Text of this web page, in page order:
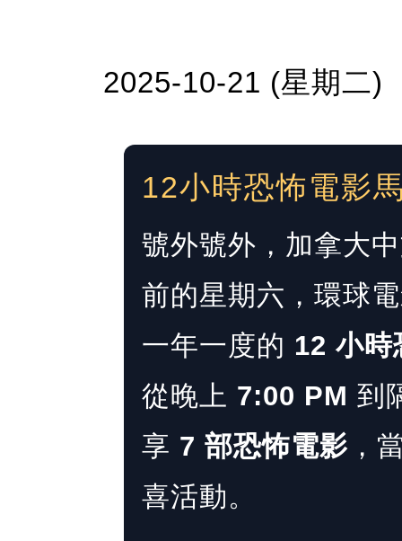
2025-10-21 (星期二)
12小時恐怖電影
號外號外，加拿大
前的星期六，環球
一年一度的 12 小時
從晚上 7:00 PM 到
享 7 部恐怖電影 ，
喜活動。